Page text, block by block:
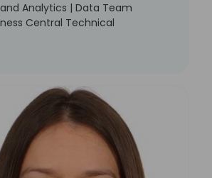
and Analytics | Data Team
Central Technical